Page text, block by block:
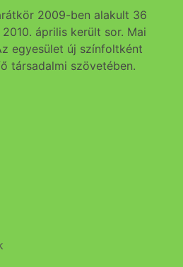
2009-ben alakult 36
április került sor. Mai
egyesület új színfoltként
társadalmi szövetében.